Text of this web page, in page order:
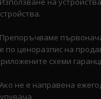
Препоръчваме
по ценоразпис на
схеми
Ако не е направена